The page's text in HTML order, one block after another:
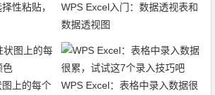
性粘贴，
WPS Excel入门：数据透视表和
数据透视图
上的每个
WPS Excel：表格中录入数据很